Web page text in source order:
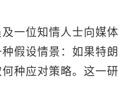
一位知情人士向媒
假设情景：如果特
种应对策略。这一